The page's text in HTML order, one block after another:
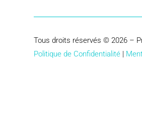
Tous droits réservés © 2026 –
Politique de Confidentialité |